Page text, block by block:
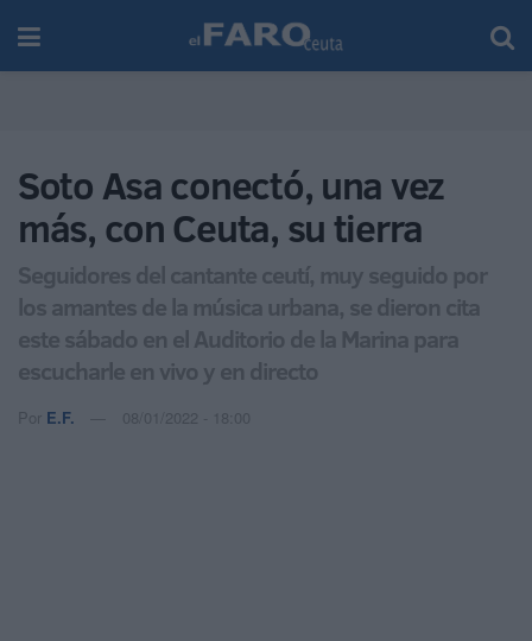
Soto Asa conectó, una vez
más, con Ceuta, su tierra
Seguidores del cantante ceutí, muy seguido por
los amantes de la música urbana, se dieron cita
este sábado en el Auditorio de la Marina para
escucharle en vivo y en directo
Por E.F. 08/01/2022 - 18:00